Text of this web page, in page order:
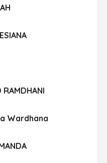
RAMDHANI
Wardhana